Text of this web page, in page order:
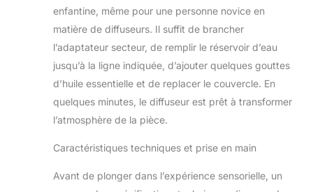
domestiques et les
la minuterie et arrêt
automatique : notre
diffuseur d'huile en
métal de 500 ml a le
réglage de la
minuterie pour 1
permet de définir la
fonctionnement de
enfantine, même pour une personne novice en
matière de diffuseurs. Il suffit de brancher
l’adaptateur secteur, de remplir le réservoir d’eau
jusqu’à la ligne indiquée, d’ajouter quelques gouttes
d’huile essentielle et de replacer le couvercle. En
quelques minutes, le diffuseur est prêt à transformer
l’atmosphère de la pièce.
Caractéristiques techniques et prise en main
Avant de plonger dans l’expérience sensorielle, un